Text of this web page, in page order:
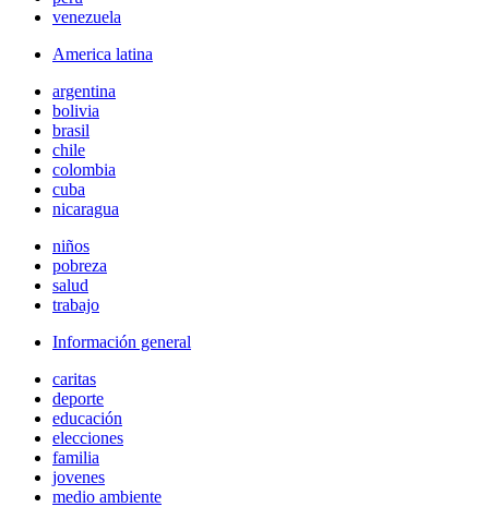
venezuela
America latina
argentina
bolivia
brasil
chile
colombia
cuba
nicaragua
niños
pobreza
salud
trabajo
Información general
caritas
deporte
educación
elecciones
familia
jovenes
medio ambiente